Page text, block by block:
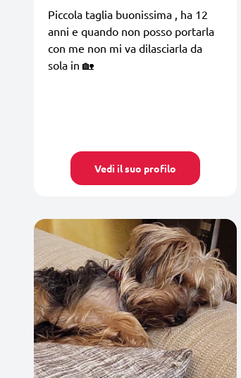
Piccola taglia buonissima , ha 12
anni e quando non posso portarla
con me non mi va dilasciarla da
sola in 🏡
Vedi il suo profilo